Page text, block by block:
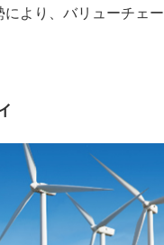
より、バリューチェ